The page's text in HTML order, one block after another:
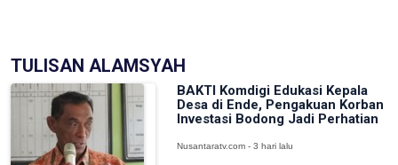
TULISAN ALAMSYAH
BAKTI Komdigi Edukasi Kepala
Desa di Ende, Pengakuan Korban
Investasi Bodong Jadi Perhatian
Nusantaratv.com - 3 hari lalu